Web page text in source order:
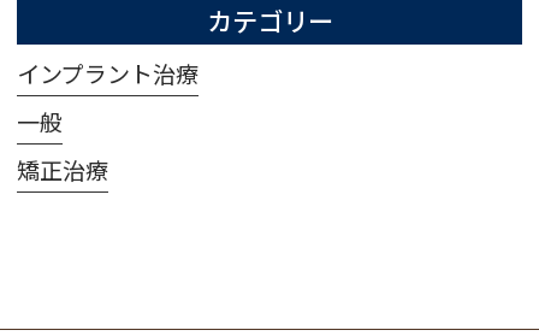
カテゴリー
インプラント治療
一般
矯正治療